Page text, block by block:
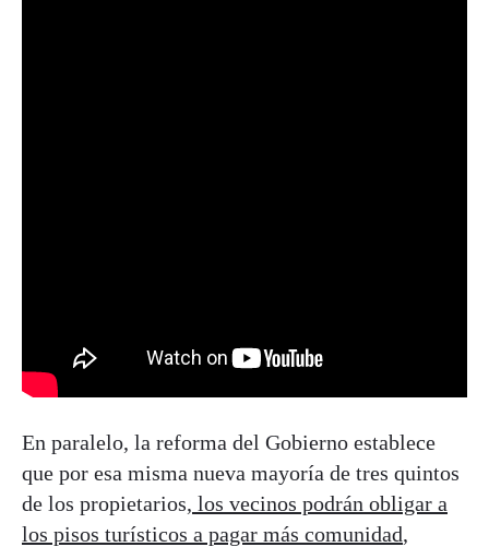
En paralelo, la reforma del Gobierno establece
que por esa misma nueva mayoría de tres quintos
de los propietarios, los vecinos podrán obligar a
los pisos turísticos a pagar más comunidad,